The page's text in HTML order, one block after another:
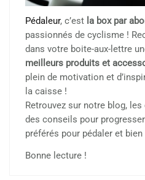
Pédaleur, c’est la box par
passionnés de cyclisme !
dans votre boite-aux-lettre
meilleurs produits et
plein de motivation et
la caisse !
Retrouvez sur notre blog,
des conseils pour
préférés pour pédaler et bien
Bonne lecture !